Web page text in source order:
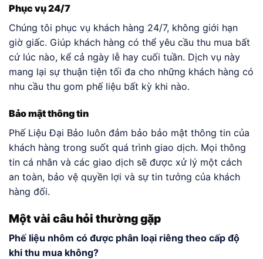
Phục vụ 24/7
Chúng tôi phục vụ khách hàng 24/7, không giới hạn
giờ giấc. Giúp khách hàng có thể yêu cầu thu mua bất
cứ lúc nào, kể cả ngày lễ hay cuối tuần. Dịch vụ này
mang lại sự thuận tiện tối đa cho những khách hàng có
nhu cầu thu gom phế liệu bất kỳ khi nào.
Bảo mật thông tin
Phế Liệu Đại Bảo luôn đảm bảo bảo mật thông tin của
khách hàng trong suốt quá trình giao dịch. Mọi thông
tin cá nhân và các giao dịch sẽ được xử lý một cách
an toàn, bảo vệ quyền lợi và sự tin tưởng của khách
hàng đối.
Một vài câu hỏi thường gặp
Phế liệu nhôm có được phân loại riêng theo cấp độ
khi thu mua không?